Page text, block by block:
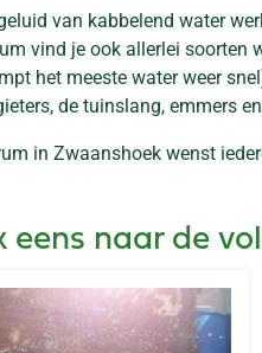
van kabbelend water
vind je ook allerlei soorten
het meeste water weer
de tuinslang, emmers
in Zwaanshoek wenst
eens naar de